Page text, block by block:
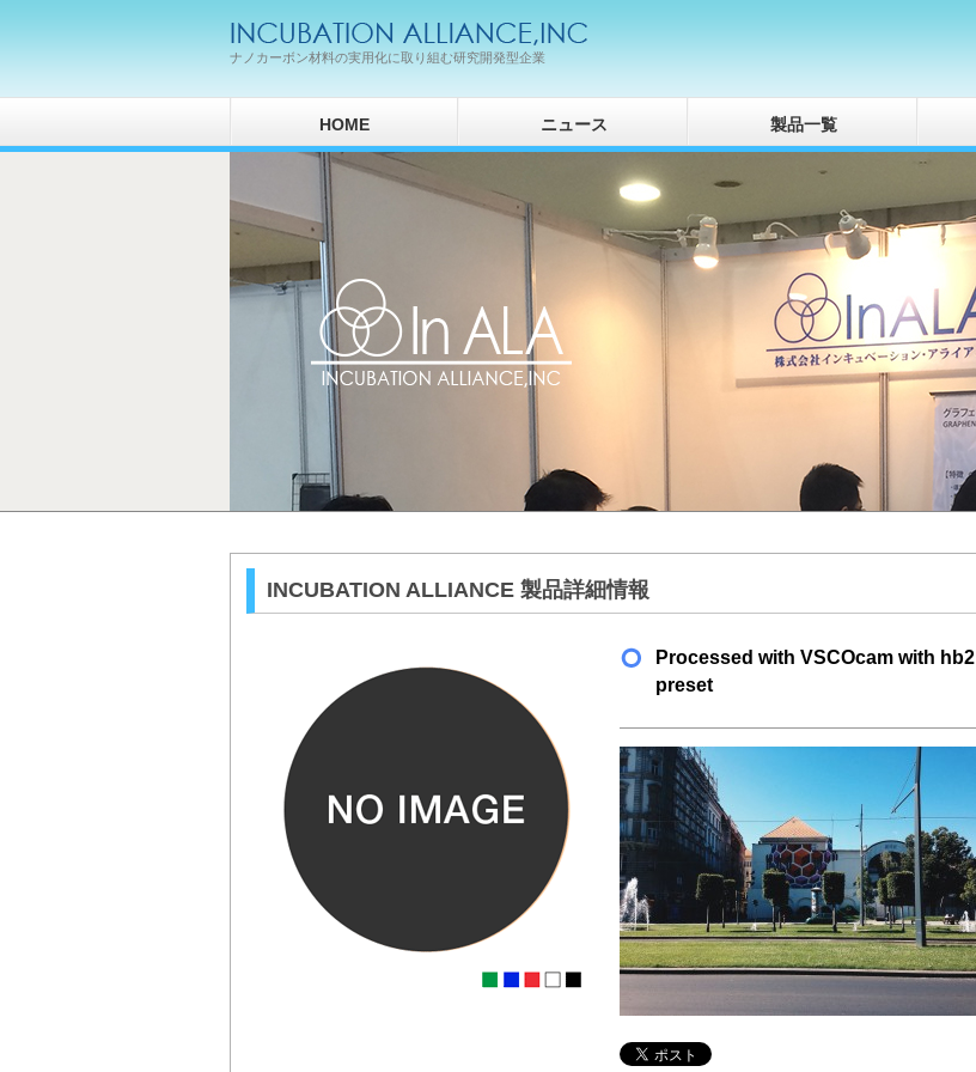
ナノカーボン材料の実用化に取り組む研究開発型企業
HOME ニュース 製品一覧
INCUBATION ALLIANCE 製品詳細情報
Processed with VSCOcam with hb2
preset